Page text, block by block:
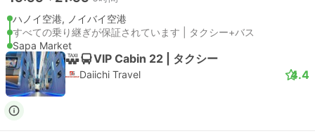
ハノイ空港, ノイバイ空港
すべての乗り継ぎが保証されています | タクシー+バス
Sapa Market
VIP Cabin 22 | タクシー
Daiichi Travel 4.4